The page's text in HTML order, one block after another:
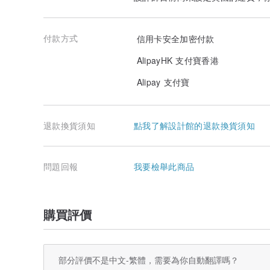
滿萬元商品均贈送第三方檢驗證書，未滿萬元商品均抽
真偽可安心選購。
未滿萬元商品如需開立第三方檢驗報告證書，須額外外加
付款方式
信用卡安全加密付款
AlipayHK 支付寶香港
Alipay 支付寶
退款換貨須知 點我了解設計館的退款換貨須知
問題回報 我要檢舉此商品
購買評價
部分評價不是中文-繁體，需要為你自動翻譯嗎？